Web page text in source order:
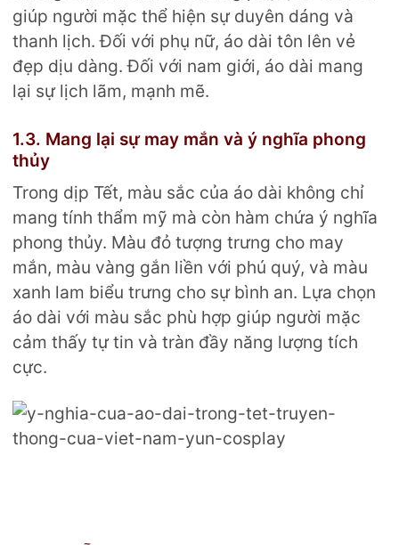
giúp người mặc thể hiện sự duyên dáng và
thanh lịch. Đối với phụ nữ, áo dài tôn lên vẻ
đẹp dịu dàng. Đối với nam giới, áo dài mang
lại sự lịch lãm, mạnh mẽ.
1.3. Mang lại sự may mắn và ý nghĩa phong
thủy
Trong dịp Tết, màu sắc của áo dài không chỉ
mang tính thẩm mỹ mà còn hàm chứa ý nghĩa
phong thủy. Màu đỏ tượng trưng cho may
mắn, màu vàng gắn liền với phú quý, và màu
xanh lam biểu trưng cho sự bình an. Lựa chọn
áo dài với màu sắc phù hợp giúp người mặc
cảm thấy tự tin và tràn đầy năng lượng tích
cực.